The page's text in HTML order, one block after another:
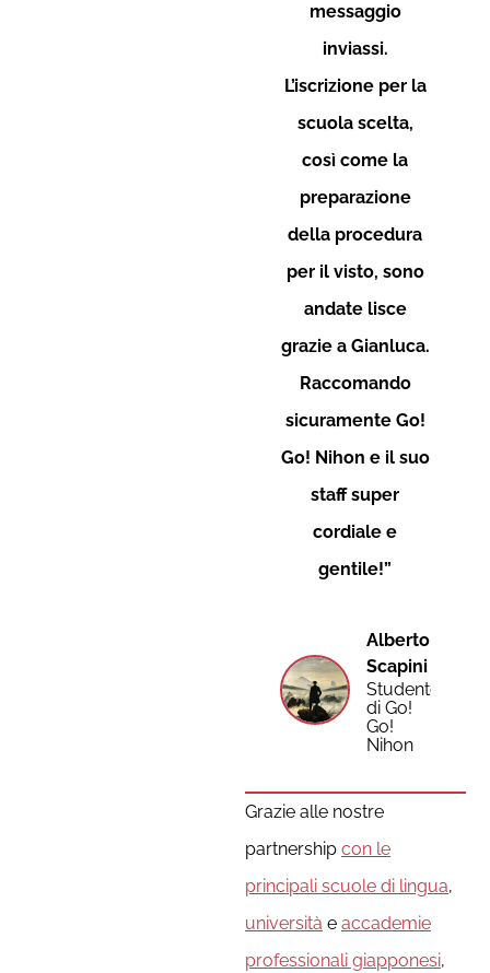
messaggio
inviassi.
L’iscrizione per la
scuola scelta,
così come la
preparazione
della procedura
per il visto, sono
andate lisce
grazie a Gianluca.
Raccomando
sicuramente Go!
Go! Nihon e il suo
staff super
cordiale e
gentile!”
Alberto
Scapini
Studente
di Go!
Go!
Nihon
Grazie alle nostre
partnership con le
principali scuole di lingua,
università e accademie
professionali giapponesi,